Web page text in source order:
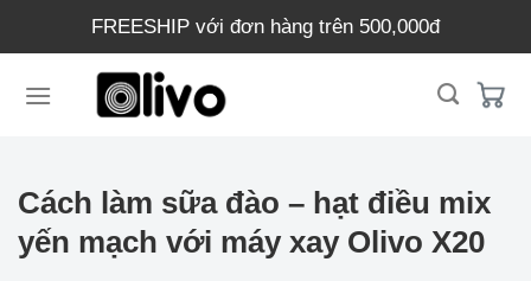
dung
FREESHIP với đơn hàng trên 500,000đ
Cách làm sữa đào – hạt điều mix
yến mạch với máy xay Olivo X20